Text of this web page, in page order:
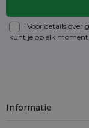
Voor details over
kunt je op elk
Informatie